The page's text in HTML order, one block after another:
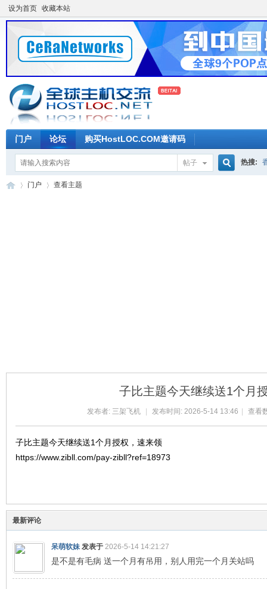
设为首页 收藏本站
门户 论坛 购买HostLOC.COM邀请码
帖子 热搜:
门户 查看主题
子比主题今天继续送1个月
发布者: 三架飞机 发布时间: 2026-5-14 13:46 查看
子比主题今天继续送1个月授权，速来领
https://www.zibll.com/pay-zibll?ref=18973
最新评论
呆萌软妹 发表于 2026-5-14 14:21:27
是不是有毛病 送一个月有吊用，别人用完一个月关站吗